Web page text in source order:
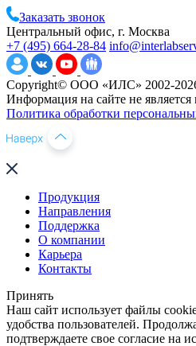
Заказать звонок
Центральный офис, г. Москва
+7 (495) 664-28-84
Copyright© ООО «ИЛС» 2002-
Информация на сайте не
Политика обработки
Продукция
Направления
Поддержка
О компании
Карьера
Контакты
Принять
Наш сайт использует файлы
удобства пользователей.
подтверждаете свое согласие на